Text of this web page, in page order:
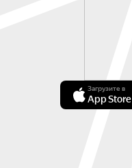
Загрузите в
App Store